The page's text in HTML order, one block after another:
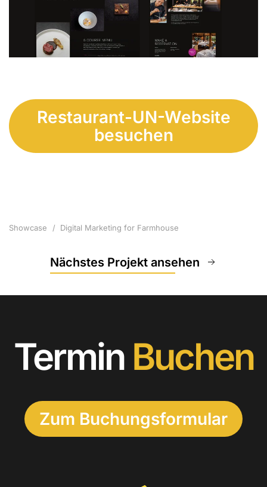
Restaurant-UN-Website
besuchen
Showcase Digital Marketing for Farmhouse
Nächstes Projekt ansehen
Termin Buchen
Zum Buchungsformular